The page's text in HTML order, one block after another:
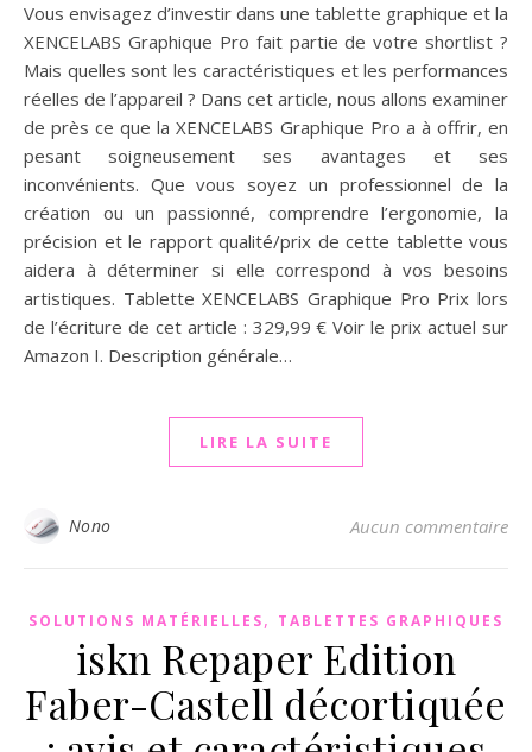
Vous envisagez d’investir dans une tablette graphique et la
XENCELABS Graphique Pro fait partie de votre shortlist ?
Mais quelles sont les caractéristiques et les performances
réelles de l’appareil ? Dans cet article, nous allons examiner
de près ce que la XENCELABS Graphique Pro a à offrir, en
pesant soigneusement ses avantages et ses
inconvénients. Que vous soyez un professionnel de la
création ou un passionné, comprendre l’ergonomie, la
précision et le rapport qualité/prix de cette tablette vous
aidera à déterminer si elle correspond à vos besoins
artistiques. Tablette XENCELABS Graphique Pro Prix lors
de l’écriture de cet article : 329,99 € Voir le prix actuel sur
Amazon I. Description générale…
LIRE LA SUITE
Nono Aucun commentaire
SOLUTIONS MATÉRIELLES, TABLETTES GRAPHIQUES
iskn Repaper Edition
Faber-Castell décortiquée